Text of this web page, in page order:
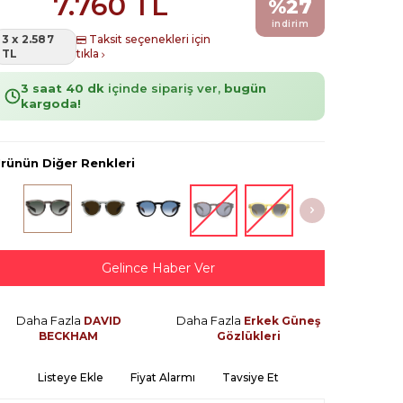
3 x 2.587
TL
Taksit seçenekleri için
tıkla
%27
indirim
3 saat 40 dk içinde sipariş ver, bugün
kargoda!
Diğer Renkleri
Gelince Haber Ver
Daha Fazla DAVID
BECKHAM
Daha Fazla Erkek Güneş
Gözlükleri
Listeye Ekle Fiyat Alarmı Tavsiye Et